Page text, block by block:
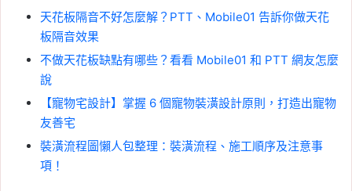
天花板隔音不好怎麼解？PTT、Mobile01 告訴你做天花
板隔音效果
不做天花板缺點有哪些？看看 Mobile01 和 PTT 網友怎麼
說
【寵物宅設計】掌握 6 個寵物裝潢設計原則，打造出寵物
友善宅
裝潢流程圖懶人包整理：裝潢流程、施工順序及注意事
項！